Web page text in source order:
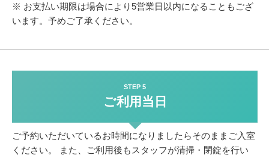
※ お支払い期限は場合により5営業日以内になることもござ
います。予めご了承ください。
STEP 5
ご利用当日
ご予約いただいているお時間になりましたらそのままご入室
ください。
また、ご利用後もスタッフが清掃・閉錠を行い